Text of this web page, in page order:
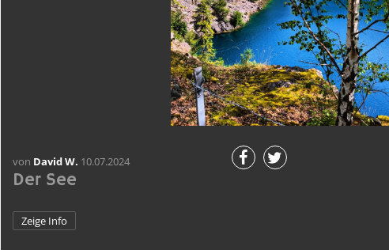
von David W. 10.07.2024
Der See
Zeige Info